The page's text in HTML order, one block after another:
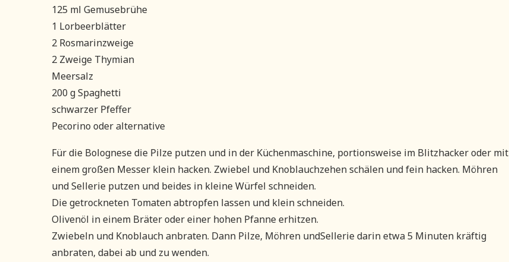
125 ml Gemusebrühe
1 Lorbeerblätter
2 Rosmarinzweige
2 Zweige Thymian
Meersalz
200 g Spaghetti
schwarzer Pfeffer
Pecorino oder alternative
Für die Bolognese die Pilze putzen und in der Küchenmaschine, portionsweise im Blitzhacker oder mit
einem großen Messer klein hacken. Zwiebel und Knoblauchzehen schälen und fein hacken. Möhren
und Sellerie putzen und beides in kleine Würfel schneiden.
Die getrockneten Tomaten abtropfen lassen und klein schneiden.
Olivenöl in einem Bräter oder einer hohen Pfanne erhitzen.
Zwiebeln und Knoblauch anbraten. Dann Pilze, Möhren undSellerie darin etwa 5 Minuten kräftig
anbraten, dabei ab und zu wenden.